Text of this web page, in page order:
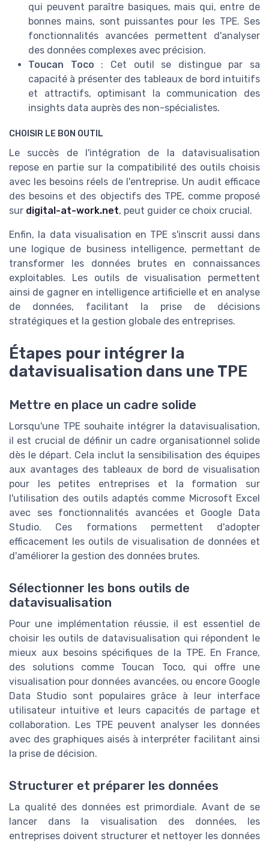
qui peuvent paraître basiques, mais qui, entre de
bonnes mains, sont puissantes pour les TPE. Ses
fonctionnalités avancées permettent d'analyser
des données complexes avec précision.
Toucan Toco : Cet outil se distingue par sa
capacité à présenter des tableaux de bord intuitifs
et attractifs, optimisant la communication des
insights data auprès des non-spécialistes.
CHOISIR LE BON OUTIL
Le succès de l'intégration de la datavisualisation
repose en partie sur la compatibilité des outils choisis
avec les besoins réels de l'entreprise. Un audit efficace
des besoins et des objectifs des TPE, comme proposé
sur digital-at-work.net, peut guider ce choix crucial.
Enfin, la data visualisation en TPE s'inscrit aussi dans
une logique de business intelligence, permettant de
transformer les données brutes en connaissances
exploitables. Les outils de visualisation permettent
ainsi de gagner en intelligence artificielle et en analyse
de données, facilitant la prise de décisions
stratégiques et la gestion globale des entreprises.
Étapes pour intégrer la
datavisualisation dans une TPE
Mettre en place un cadre solide
Lorsqu'une TPE souhaite intégrer la datavisualisation,
il est crucial de définir un cadre organisationnel solide
dès le départ. Cela inclut la sensibilisation des équipes
aux avantages des tableaux de bord de visualisation
pour les petites entreprises et la formation sur
l'utilisation des outils adaptés comme Microsoft Excel
avec ses fonctionnalités avancées et Google Data
Studio. Ces formations permettent d'adopter
efficacement les outils de visualisation de données et
d'améliorer la gestion des données brutes.
Sélectionner les bons outils de
datavisualisation
Pour une implémentation réussie, il est essentiel de
choisir les outils de datavisualisation qui répondent le
mieux aux besoins spécifiques de la TPE. En France,
des solutions comme Toucan Toco, qui offre une
visualisation pour données avancées, ou encore Google
Data Studio sont populaires grâce à leur interface
utilisateur intuitive et leurs capacités de partage et
collaboration. Les TPE peuvent analyser les données
avec des graphiques aisés à interpréter facilitant ainsi
la prise de décision.
Structurer et préparer les données
La qualité des données est primordiale. Avant de se
lancer dans la visualisation des données, les
entreprises doivent structurer et nettoyer les données